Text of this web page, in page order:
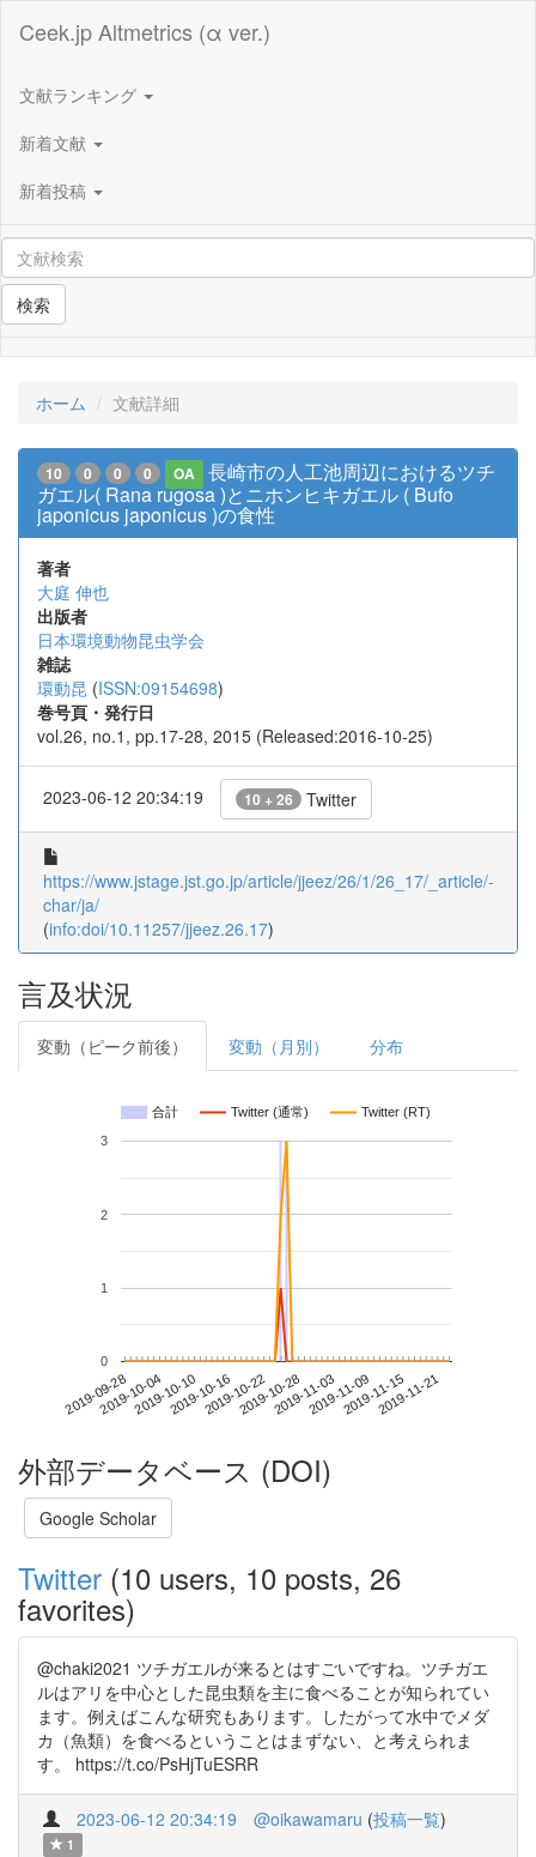
Ceek.jp Altmetrics (α ver.)
文献ランキング
新着文献
新着投稿
検索
ホーム 文献詳細
10 0 0 0 OA
長崎市の人工池周辺におけるツチ
ガエル( Rana rugosa )とニホンヒキガエル ( Bufo
japonicus japonicus )の食性
著者
大庭 伸也
出版者
日本環境動物昆虫学会
雑誌
環動昆 (ISSN:09154698)
巻号頁・発行日
vol.26, no.1, pp.17-28, 2015 (Released:2016-10-25)
2023-06-12 20:34:19 10 + 26 Twitter
https://www.jstage.jst.go.jp/article/jjeez/26/1/26_17/_article/-
char/ja/
(info:doi/10.11257/jjeez.26.17)
言及状況
変動（ピーク前後） 変動（月別） 分布
合計 Twitter (通常) Twitter (RT)
2019-09-282019-10-042019-10-102019-10-162019-10-222019-10-282019-11-032019-11-092019-11-152019-11-21
0
1
2
3
外部データベース (DOI)
Google Scholar
Twitter (10 users, 10 posts, 26
favorites)
@chaki2021 ツチガエルが来るとはすごいですね。ツチガエ
ルはアリを中心とした昆虫類を主に食べることが知られてい
ます。例えばこんな研究もあります。したがって水中でメダ
カ（魚類）を食べるということはまずない、と考えられま
す。 https://t.co/PsHjTuESRR
2023-06-12 20:34:19 @oikawamaru (投稿一覧)
1